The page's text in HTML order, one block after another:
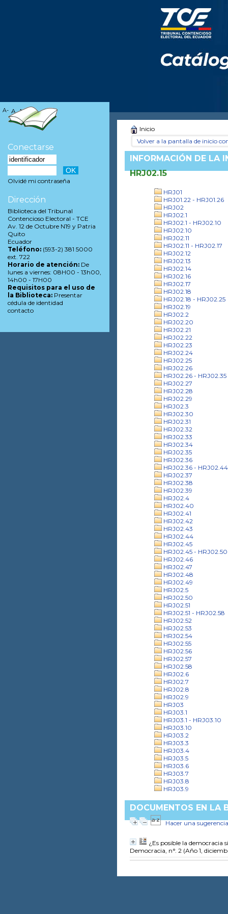
Inicio
Volver a la pantalla de inicio
INFORMACIÓN DE LA
HRJ02.15
HRJ01
HRJ01.22 - HRJ01.26
HRJ02
HRJ02.1
HRJ02.1 - HRJ02.10
HRJ02.10
HRJ02.11
HRJ02.11 - HRJ02.17
HRJ02.12
HRJ02.13
HRJ02.14
HRJ02.16
HRJ02.17
HRJ02.18
HRJ02.18 - HRJ02.25
HRJ02.19
HRJ02.2
HRJ02.20
HRJ02.21
HRJ02.22
HRJ02.23
HRJ02.24
HRJ02.25
HRJ02.26
HRJ02.26 - HRJ02.35
HRJ02.27
HRJ02.28
HRJ02.29
HRJ02.3
HRJ02.30
HRJ02.31
HRJ02.32
HRJ02.33
HRJ02.34
HRJ02.35
HRJ02.36
HRJ02.36 - HRJ02.44
HRJ02.37
HRJ02.38
HRJ02.39
HRJ02.4
HRJ02.40
HRJ02.41
HRJ02.42
HRJ02.43
HRJ02.44
HRJ02.45
HRJ02.45 - HRJ02.50
HRJ02.46
HRJ02.47
HRJ02.48
HRJ02.49
HRJ02.5
HRJ02.50
HRJ02.51
HRJ02.51 - HRJ02.58
HRJ02.52
HRJ02.53
HRJ02.54
HRJ02.55
HRJ02.56
HRJ02.57
HRJ02.58
HRJ02.6
HRJ02.7
HRJ02.8
HRJ02.9
HRJ03
HRJ03.1
HRJ03.1 - HRJ03.10
HRJ03.10
HRJ03.2
HRJ03.3
HRJ03.4
HRJ03.5
HRJ03.6
HRJ03.7
HRJ03.8
HRJ03.9
DOCUMENTOS EN LA
Hacer una sugerencia
¿Es posible la democracia
Democracia, n°. 2 (Año 1,
A- A A+
Conectarse
Olvidé mi contraseña
Dirección
Biblioteca del Tribunal
Contencioso Electoral - TCE
Av. 12 de Octubre N19 y Patria
Quito
Ecuador
Teléfono: (593-2) 381 5000
ext. 722
Horario de atención: De
lunes a viernes: 08H00 - 13h00,
14h00 - 17H00
Requisitos para el uso de
la Biblioteca: Presentar
cédula de identidad
contacto